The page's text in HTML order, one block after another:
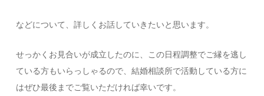
などについて、詳しくお話していきたいと思います。
せっかくお見合いが成立したのに、この日程調整でご縁を逃し
ている方もいらっしゃるので、結婚相談所で活動している方に
はぜひ最後までご覧いただければ幸いです。